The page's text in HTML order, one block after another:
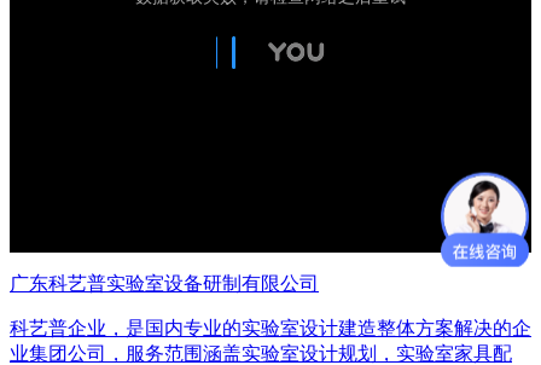
广东科艺普实验室设备研制有限公司
科艺普企业，是国内专业的实验室设计建造整体方案解决的企
业集团公司，服务范围涵盖实验室设计规划，实验室家具配